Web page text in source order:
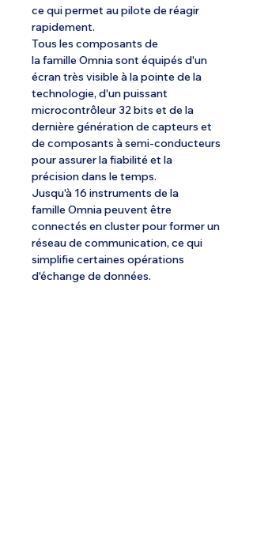
ce qui permet au pilote de réagir
rapidement.
Tous les composants de
la famille Omnia sont équipés d'un
écran très visible à la pointe de la
technologie, d'un puissant
microcontrôleur 32 bits et de la
dernière génération de capteurs et
de composants à semi-conducteurs
pour assurer la fiabilité et la
précision dans le temps.
Jusqu'à 16 instruments de la
famille Omnia peuvent être
connectés en cluster pour former un
réseau de communication, ce qui
simplifie certaines opérations
d'échange de données.